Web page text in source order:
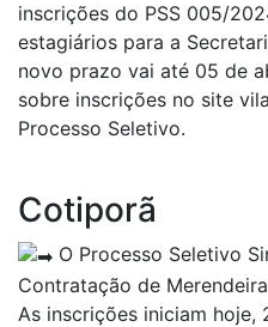
inscrições do PSS 005/
estagiários para a
novo prazo vai até 05 de
sobre inscrições no site
Processo Seletivo.
Cotiporã
O Processo Seletivo
Contratação de
As inscrições iniciam hoje,